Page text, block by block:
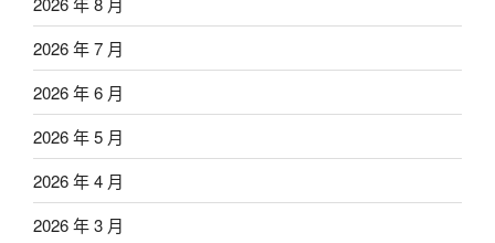
2026 年 7 月
2026 年 6 月
2026 年 5 月
2026 年 4 月
2026 年 3 月